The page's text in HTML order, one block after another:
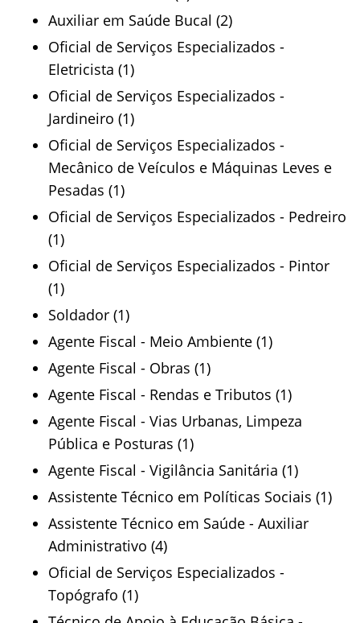
Auxiliar em Saúde Bucal (2)
Oficial de Serviços Especializados -
Eletricista (1)
Oficial de Serviços Especializados -
Jardineiro (1)
Oficial de Serviços Especializados -
Mecânico de Veículos e Máquinas Leves e
Pesadas (1)
Oficial de Serviços Especializados - Pedreiro
(1)
Oficial de Serviços Especializados - Pintor
(1)
Soldador (1)
Agente Fiscal - Meio Ambiente (1)
Agente Fiscal - Obras (1)
Agente Fiscal - Rendas e Tributos (1)
Agente Fiscal - Vias Urbanas, Limpeza
Pública e Posturas (1)
Agente Fiscal - Vigilância Sanitária (1)
Assistente Técnico em Políticas Sociais (1)
Assistente Técnico em Saúde - Auxiliar
Administrativo (4)
Oficial de Serviços Especializados -
Topógrafo (1)